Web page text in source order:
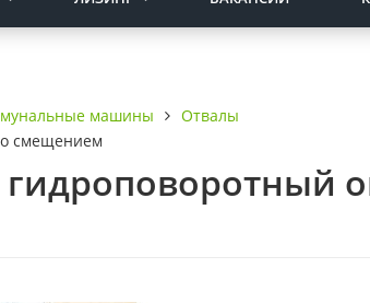
машины
Отвалы
смещением